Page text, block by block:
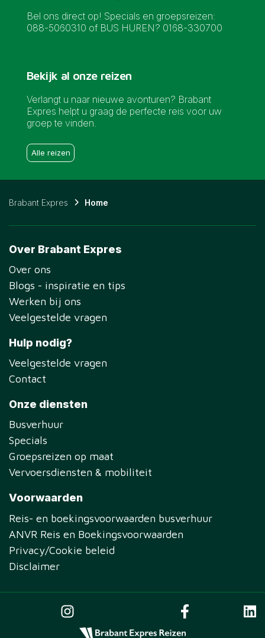
Bel ons direct op! Specials en groepsreizen:
088-5060310 of BUS HUREN? 0168-330700
Bekijk al onze reizen
Verlangt u naar nieuwe avonturen? Brabant
Expres helpt u graag de perfecte reis voor uw
groep te vinden.
Alle reizen
Brabant Expres Home
Over Brabant Expres
Over ons
Blogs - inspiratie en tips
Werken bij ons
Veelgestelde vragen
Hulp nodig?
Veelgestelde vragen
Contact
Onze diensten
Busverhuur
Specials
Groepsreizen op maat
Vervoersdiensten & mobiliteit
Voorwaarden
Reis- en boekingsvoorwaarden busverhuur
ANVR Reis en Boekingsvoorwaarden
Privacy/Cookie beleid
Disclaimer